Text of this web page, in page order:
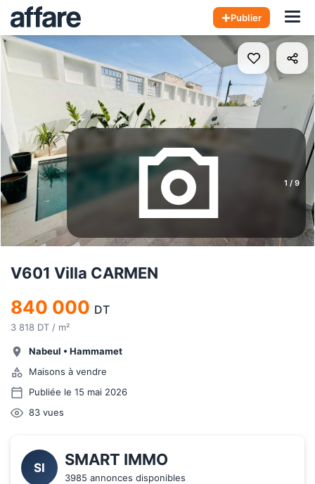
Publier
1 / 9
V601 Villa CARMEN
840 000 DT
3 818 DT / m²
Nabeul • Hammamet
Maisons à vendre
Publiée le 15 mai 2026
83 vues
SI SMART IMMO
3985 annonces disponibles